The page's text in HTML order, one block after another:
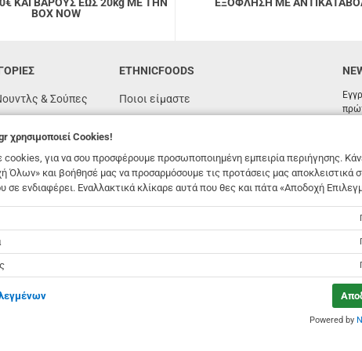
BOX NOW
& Σούπες
ETHNICFOODS
Ποιοι είμαστε
Όροι χρήσης
Παραγγελίες & Αποστολές
χρησιμοποιεί Cookies!
cookies, για να σου προσφέρουμε προσωποποιημένη εμπειρία περιήγησης.
Όλων» και βοήθησέ μας να προσαρμόσουμε τις προτάσεις μας αποκλειστικά
σε ενδιαφέρει. Εναλλακτικά κλίκαρε αυτά που θες και πάτα «Αποδοχή
Powered by